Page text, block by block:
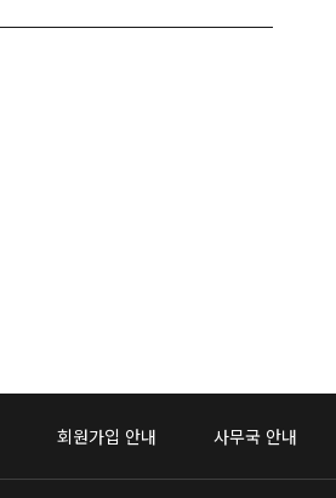
회원가입 안내 사무국 안내